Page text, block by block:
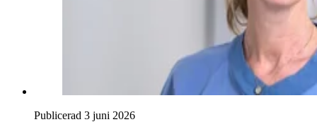
Publicerad 3 juni 2026